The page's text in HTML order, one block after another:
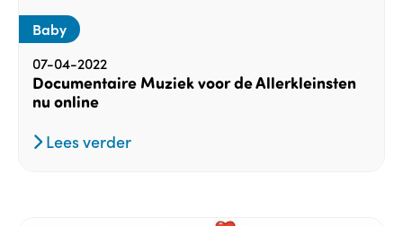
Baby
07-04-2022
Documentaire Muziek voor de Allerkleinsten
nu online
Lees verder